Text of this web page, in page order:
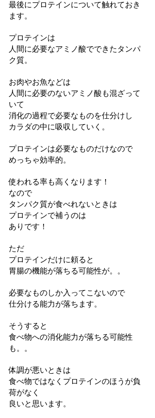
最後にプロテインについて触れておき
ます。
プロテインは
人間に必要なアミノ酸でできたタンパ
ク質。
お肉やお魚などは
人間に必要のないアミノ酸も混ざって
いて
消化の過程で必要なものを仕分けし
カラダの中に吸収していく。
プロテインは必要なものだけなので
めっちゃ効率的。
使われる率も高くなります！
なので
タンパク質が食べれないときは
プロテインで補うのは
ありです！
ただ
プロテインだけに頼ると
胃腸の機能が落ちる可能性が。。
必要なものしか入ってこないので
仕分ける能力が落ちます。
そうすると
食べ物への消化能力が落ちる可能性
も。。
体調が悪いときは
食べ物ではなくプロテインのほうが負
荷がなく
良いと思います。